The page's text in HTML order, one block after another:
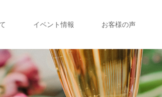
イベント情報 お客様の声